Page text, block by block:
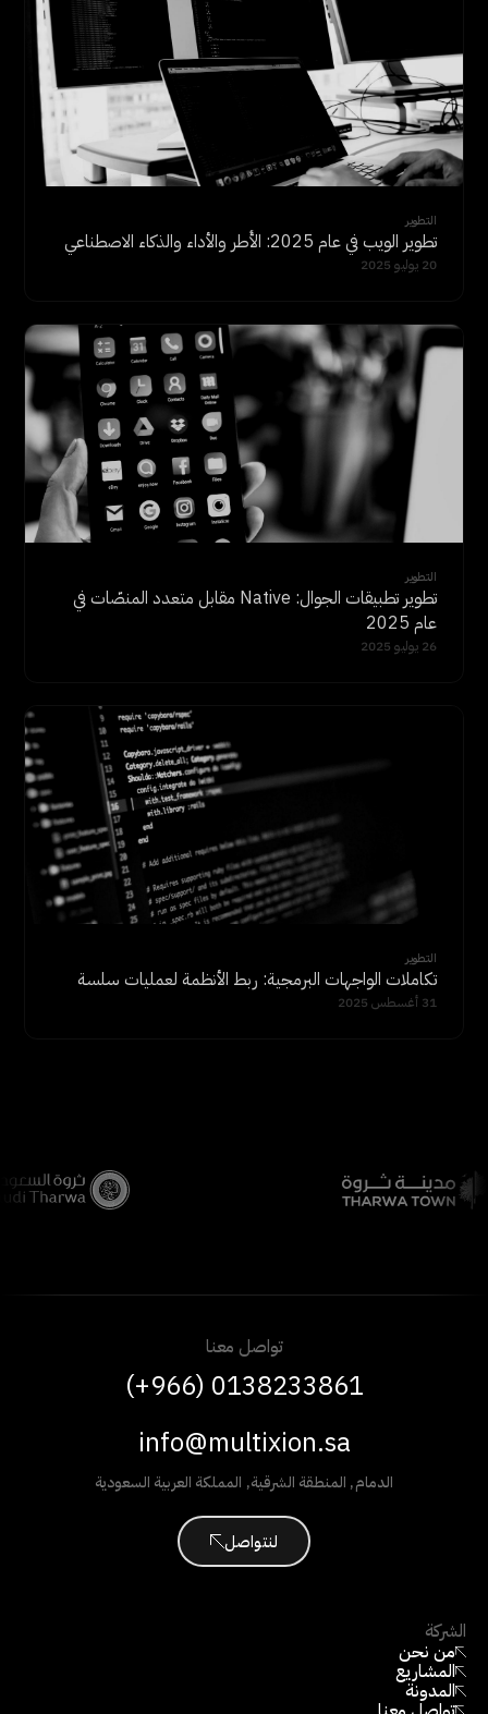
التطوير
تطوير الويب في عام 2025: الأُطر والأداء والذكاء الاصطناعي
20 يوليو 2025
التطوير
تطوير تطبيقات الجوال: Native مقابل متعدد المنصّات في
عام 2025
26 يوليو 2025
التطوير
تكاملات الواجهات البرمجية: ربط الأنظمة لعمليات سلسة
31 أغسطس 2025
الشركة
من نحن
المشاريع
المدونة
تواصل معنا
(+966) 0138233861
info@multixion.sa
الدمام, المنطقة الشرقية, المملكة العربية السعودية
لنتواصل